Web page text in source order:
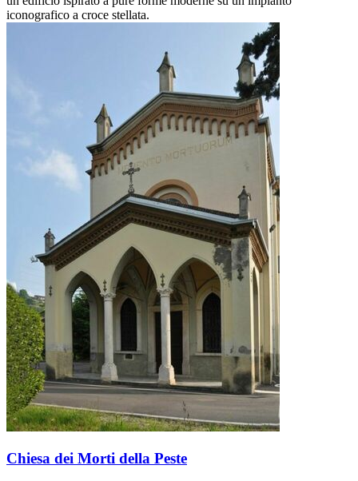
iconografico a croce stellata.
Chiesa dei Morti della Peste